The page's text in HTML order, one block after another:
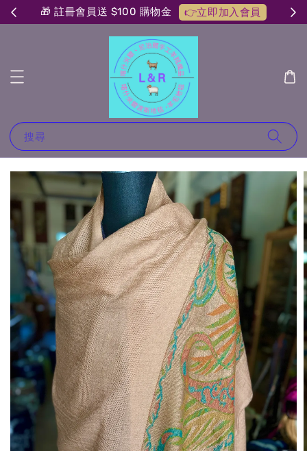
🎁 註冊會員送 $100 購物金 👉立即加入會員
搜尋